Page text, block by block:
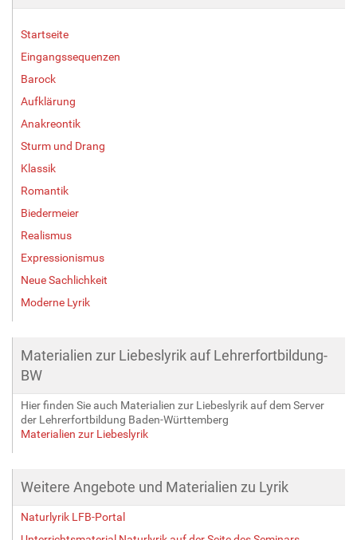
Startseite
Eingangssequenzen
Barock
Aufklärung
Anakreontik
Sturm und Drang
Klassik
Romantik
Biedermeier
Realismus
Expressionismus
Neue Sachlichkeit
Moderne Lyrik
Materialien zur Liebeslyrik auf Lehrerfortbildung-
BW
Hier finden Sie auch Materialien zur Liebeslyrik auf dem Server
der Lehrerfortbildung Baden-Württemberg
Materialien zur Liebeslyrik
Weitere Angebote und Materialien zu Lyrik
Naturlyrik LFB-Portal